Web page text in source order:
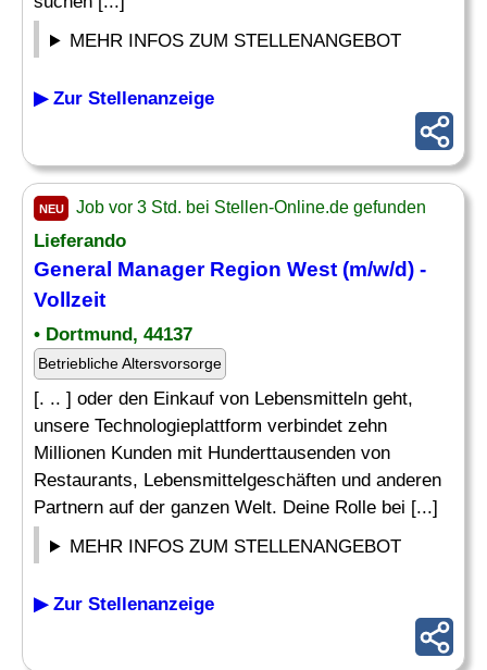
MEHR INFOS ZUM STELLENANGEBOT
▶ Zur Stellenanzeige
NEU Job vor 3 Std. bei Stellen-Online.de gefunden
Lieferando
General ManagerRegion West (m/w/d) -
Vollzeit
• Dortmund, 44137
Betriebliche Altersvorsorge
[. .. ] oder den Einkauf von Lebensmitteln geht,
unsere Technologieplattform verbindet zehn
Millionen Kunden mit Hunderttausenden von
Restaurants, Lebensmittelgeschäften und anderen
Partnern auf der ganzen Welt. Deine Rolle bei [...]
MEHR INFOS ZUM STELLENANGEBOT
▶ Zur Stellenanzeige